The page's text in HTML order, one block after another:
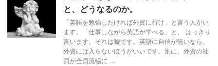
と、どうなるのか。
「英語を勉強したければ外資に行け」と言う人がい
ます。「仕事しながら英語が学べる」と。 はっきり
言います。それは嘘です。英語に自信が無いなら、
外資には入らないほうがいいです。別に、外資の社
員が全員流暢に ...